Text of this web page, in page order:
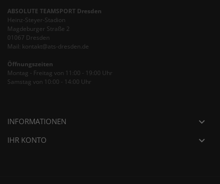
ABSOLUTE TEAMSPORT Dresden
Heinz-Steyer-Stadion
Magdeburger Straße 2
01067 Dresden
Mail: kontakt@ats-dresden.de
Öffnungszeiten
Montag - Freitag von 11:00 - 19:00 Uhr
Samstag von 10:00 - 14:00 Uhr
INFORMATIONEN 
IHR KONTO 